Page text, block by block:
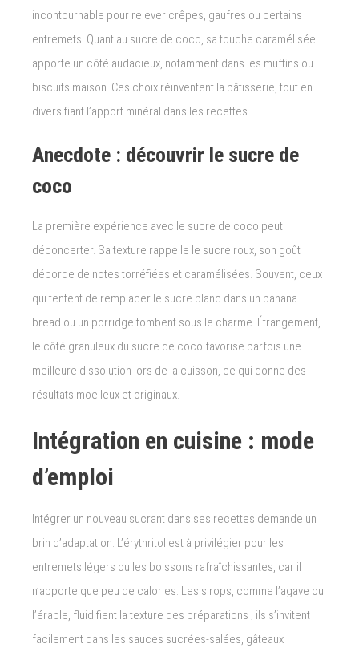
incontournable pour relever crêpes, gaufres ou certains
entremets. Quant au sucre de coco, sa touche caramélisée
apporte un côté audacieux, notamment dans les muffins ou
biscuits maison. Ces choix réinventent la pâtisserie, tout en
diversifiant l’apport minéral dans les recettes.
Anecdote : découvrir le sucre de
coco
La première expérience avec le sucre de coco peut
déconcerter. Sa texture rappelle le sucre roux, son goût
déborde de notes torréfiées et caramélisées. Souvent, ceux
qui tentent de remplacer le sucre blanc dans un banana
bread ou un porridge tombent sous le charme. Étrangement,
le côté granuleux du sucre de coco favorise parfois une
meilleure dissolution lors de la cuisson, ce qui donne des
résultats moelleux et originaux.
Intégration en cuisine : mode
d’emploi
Intégrer un nouveau sucrant dans ses recettes demande un
brin d’adaptation. L’érythritol est à privilégier pour les
entremets légers ou les boissons rafraîchissantes, car il
n’apporte que peu de calories. Les sirops, comme l’agave ou
l’érable, fluidifient la texture des préparations ; ils s’invitent
facilement dans les sauces sucrées-salées, gâteaux